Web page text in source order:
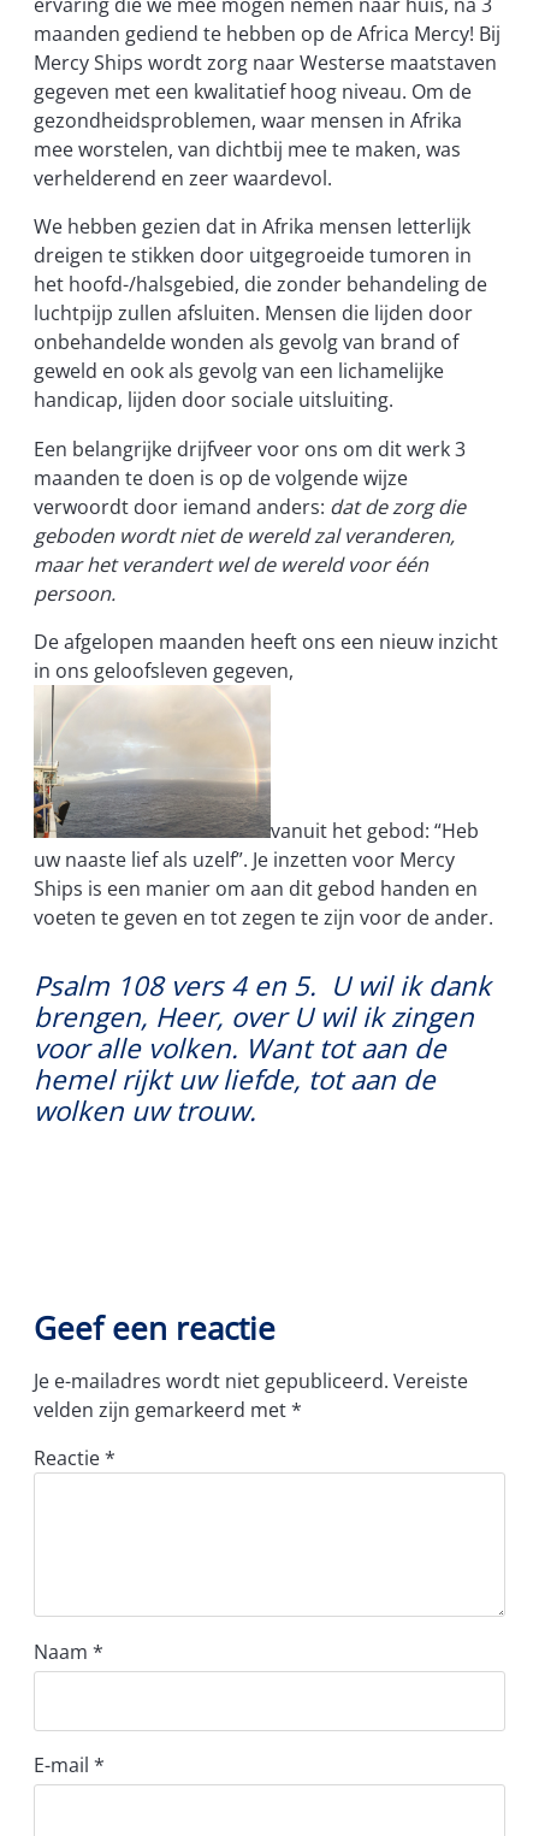
maanden gediend te hebben op de Africa Mercy! Bij
Mercy Ships wordt zorg naarWesterse maatstaven
gegeven met een kwalitatief hoog niveau. Om de
gezondheidsproblemen, waar mensen in Afrika
mee worstelen, van dichtbij mee te maken, was
verhelderend en zeer waardevol.
We hebben gezien dat in Afrika mensen letterlijk
dreigen te stikken door uitgegroeide tumoren in
het hoofd-/halsgebied, die zonder behandeling de
luchtpijp zullen afsluiten. Mensen die lijden door
onbehandelde wonden als gevolg van brand of
geweld en ook als gevolg van een lichamelijke
handicap, lijden door sociale uitsluiting.
Een belangrijke drijfveer voor ons om dit werk 3
maanden te doen is op de volgende wijze
verwoordt door iemand anders: dat de zorg die
geboden wordt niet de wereld zal veranderen,
maar het verandert wel de wereld vooréén
persoon.
De afgelopen maanden heeft ons een nieuw inzicht
in ons geloofsleven gegeven,
vanuit het gebod: “Heb
uw naaste lief als uzelf”. Je inzetten voor Mercy
Ships is een manier om aan dit gebod handen en
voeten te geven en tot zegen te zijn voor de ander.
Psalm 108 vers 4 en 5. U wil ik dank
brengen, Heer, over U wil ik zingen
voor alle volken. Want tot aan de
hemel rijkt uw liefde, tot aan de
wolken uw trouw.
Geef een reactie
Je e-mailadres wordt niet gepubliceerd. Vereiste
velden zijn gemarkeerd met*
Reactie*
Naam *
E-mail *